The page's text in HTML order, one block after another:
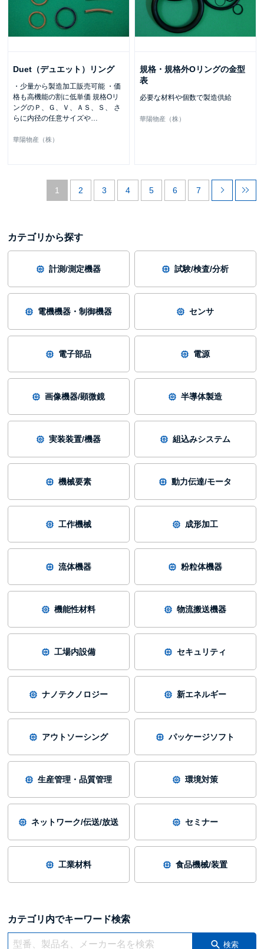
Duet（デュエット）リング
・少量から製造加工販売可能 ・価
格も高機能の割に低単価 規格Οリ
ングのＰ、Ｇ、Ｖ、ＡＳ、Ｓ、 さ
らに内径の任意サイズや…
華陽物産（株）
規格・規格外Oリングの金型
表
必要な材料や個数で製造供給
華陽物産（株）
1 2 3 4 5 6 7
カテゴリから探す
計測/測定機器 試験/検査/分析
電機機器・制御機器 センサ
電子部品 電源
画像機器/顕微鏡 半導体製造
実装装置/機器 組込みシステム
機械要素 動力伝達/モータ
工作機械 成形加工
流体機器 粉粒体機器
機能性材料 物流搬送機器
工場内設備 セキュリティ
ナノテクノロジー 新エネルギー
アウトソーシング パッケージソフト
生産管理・品質管理 環境対策
ネットワーク/伝送/放送 セミナー
工業材料 食品機械/装置
カテゴリ内でキーワード検索
検索